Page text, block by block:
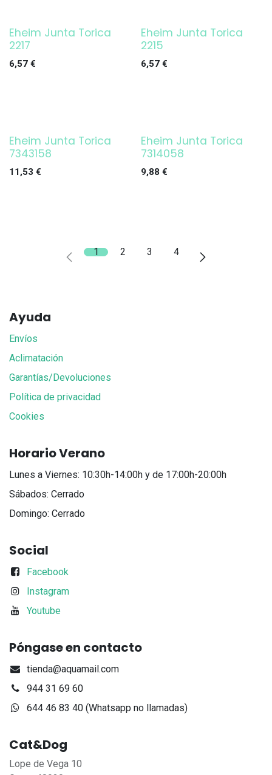
Eheim Junta Torica
2217
6,57 €
Eheim Junta Torica
2215
6,57€
Eheim Junta Torica
7343158
11,53 €
Eheim Junta Torica
7314058
9,88 €
1 2 3 4
Ayuda
Envíos
Aclimatación
Garantías/Devoluciones
Política de privacidad
Cookies
Horario Verano
Lunes a Viernes: 10:30h-14:00h y de 17:00h-20:00h
Sábados: Cerrado
Domingo: Cerrado
Social
Facebook
Instagram
Youtube
Póngase en contacto
tienda@aquamail.com
944 31 69 60
644 46 83 40 (Whatsapp no llamadas)
Cat&Dog
Lope de Vega 10